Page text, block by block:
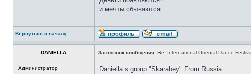
и мечты сбываются
Вернуться к началу
DANIELLA Заголовок сообщения: Re: International Oriental Dance
Администратор
Daniella.s group "Skarabey" From Russia